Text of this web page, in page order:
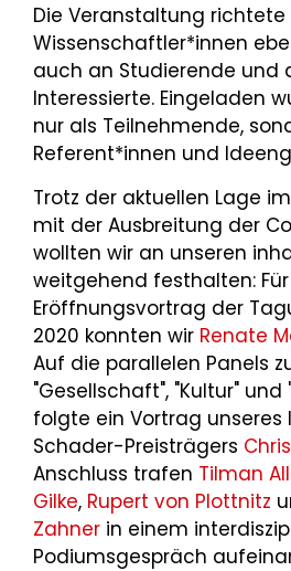
Die Veranstaltung richtete
Wissenschaftler*innen
auch an Studierende und
Interessierte. Eingeladen
nur als Teilnehmende,
Referent*innen und
Trotz der aktuellen Lage
mit der Ausbreitung der
wollten wir an unseren
weitgehend festhalten:
Eröffnungsvortrag der
2020 konnten wir Renate
Auf die parallelen Panels
"Gesellschaft", "Kultur"
folgte ein Vortrag unseres
Schader-Preisträgers
Anschluss trafen Tilman
Gilke, Rupert von Plottnitz
Zahner in einem
Podiumsgespräch